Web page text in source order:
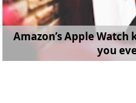
Amazon’s Apple
you